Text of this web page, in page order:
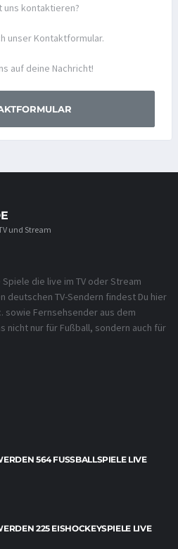
uns kontaktieren?
unser Kontaktformular.
auf deine Nachricht!
und Stream
die live im TV oder Stream
deutschen TV-Sendern findest Du hier
sowie Fernsehsender aus dem
nicht nur für Fußball, sondern auch für
564 FUSSBALLSPIELE LIVE Ü
225 EISHOCKEYSPIELE LIVE